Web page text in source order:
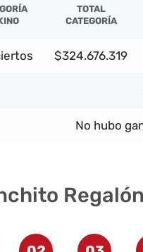
TOTAL
CATEGORÍA
$324.676.319
No hubo
Regalón